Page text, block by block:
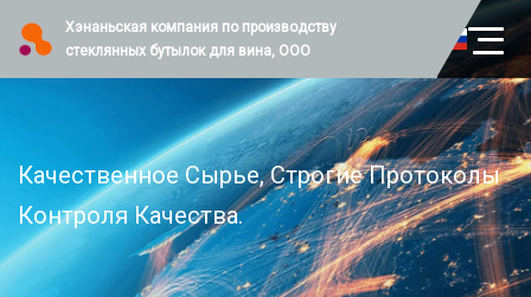
Хэнаньская компания по производству
стеклянных бутылок для вина, ООО
Качественное Сырье, Строгие Протоколы
Контроля Качества.